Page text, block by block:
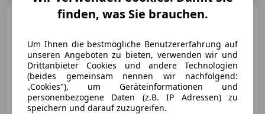
Audi SQ53.0 TDI
€ 23 990
finden, was Sie brauchen.
Um Ihnen die bestmögliche Benutzererfahrung auf
unseren Angeboten zu bieten, verwenden wir und
Drittanbieter Cookies und andere Technologien
(beides gemeinsam nennen wir nachfolgend:
„Cookies"), um Geräteinformationen und
personenbezogene Daten (z.B. IP Adressen) zu
speichern und darauf zuzugreifen.